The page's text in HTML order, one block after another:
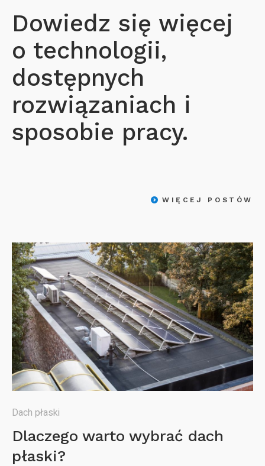
Dowiedz się więcej
o technologii,
dostępnych
rozwiązaniach i
sposobie pracy.
WIĘCEJ POSTÓW
Dach płaski
Dlaczego warto wybrać dach
płaski?